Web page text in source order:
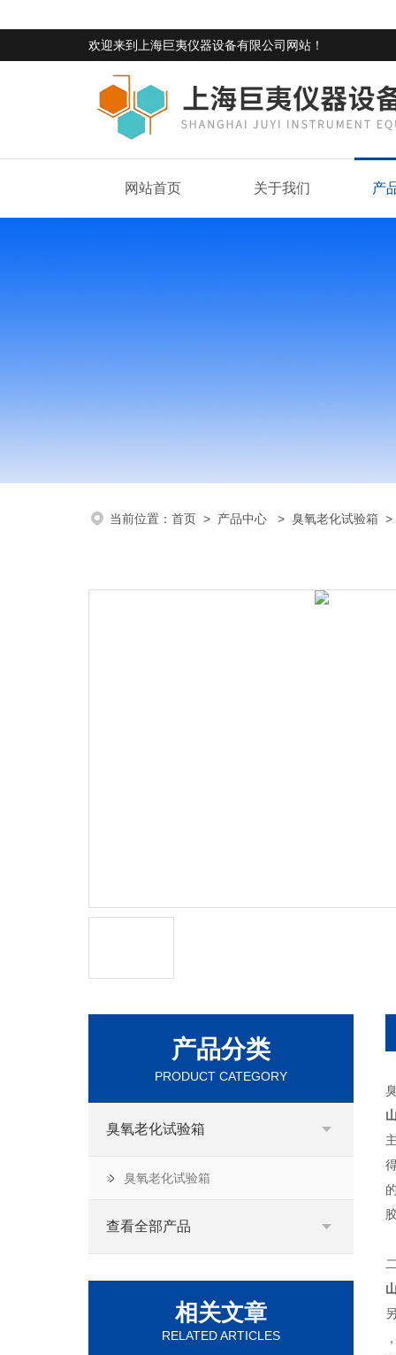
欢迎来到 上海巨夷仪器设备有限公司网站 ！
网站首页 关于我们 产
当前位置： 首页 > 产品中心 > 臭氧老化试验箱
产品分类
PRODUCT CATEGORY
臭氧老化试验箱
臭氧老化试验箱
查看全部产品
相关文章
RELATED ARTICLES